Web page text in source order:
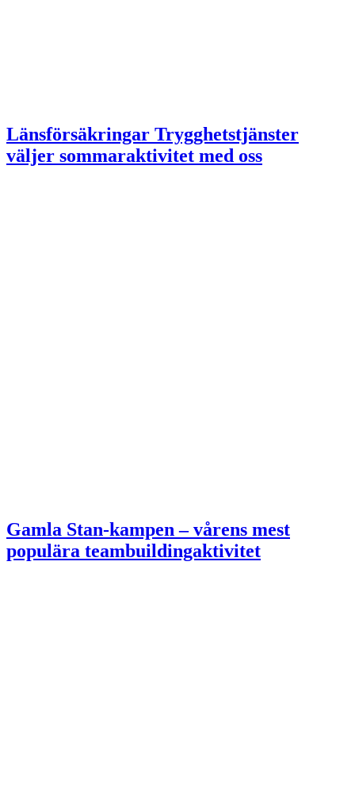
Länsförsäkringar Trygghetstjänster
väljer sommaraktivitet med oss
Gamla Stan-kampen – vårens mest
populära teambuildingaktivitet